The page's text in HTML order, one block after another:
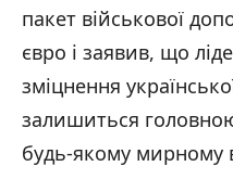
пакет військової
євро і заявив, що
зміцнення
залишиться
будь-якому мирному